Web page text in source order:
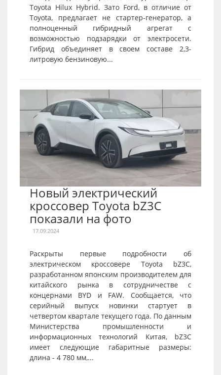
Toyota Hilux Hybrid. Зато Ford, в отличие от
Toyota, предлагает не стартер-генератор, а
полноценный гибридный агрегат с
возможностью подзарядки от электросети.
Гибрид объединяет в своем составе 2,3-
литровую бензиновую...
Новый электрический
кроссовер Toyota bZ3C
показали на фото
17.09.2024
Раскрыты первые подробности об
электрическом кроссовере Toyota bZ3C,
разработанном японским производителем для
китайского рынка в сотрудничестве с
концернами BYD и FAW. Сообщается, что
серийный выпуск новинки стартует в
четвертом квартале текущего года. По данным
Министерства промышленности и
информационных технологий Китая, bZ3C
имеет следующие габаритные размеры:
длина - 4 780 мм,...